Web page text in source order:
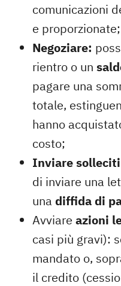
comunicazioni
e proporzionate;
Negoziare:
rientro o un
pagare una
totale,
hanno
costo;
Inviare
di inviare una
una diffida di
Avviare azioni
casi più gravi):
mandato o,
il credito